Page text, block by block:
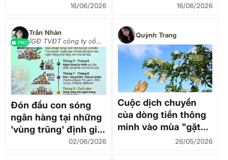
tiền thông minh đang
16/06/2026 16/06/2026
PRO
Trần Nhàn
(GĐ TVĐT công ty cổ
phần chứng khoán VPS)
Đón đầu con sóng
ngân hàng tại những
'vùng trũng' định giá
khi dòng tiền thông
02/06/2026
Quỳnh Trang
Cuộc dịch chuyển
của dòng tiền thông
minh vào mùa "gặt
26/05/2026